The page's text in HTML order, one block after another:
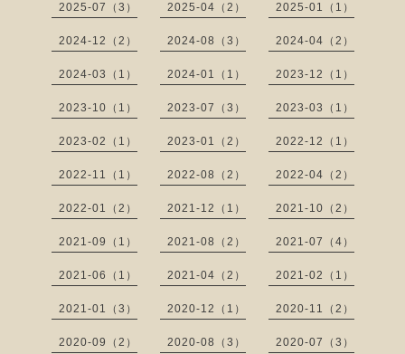
2025-07（3） 2025-04（2） 2025-01（1）
2024-12（2） 2024-08（3） 2024-04（2）
2024-03（1） 2024-01（1） 2023-12（1）
2023-10（1） 2023-07（3） 2023-03（1）
2023-02（1） 2023-01（2） 2022-12（1）
2022-11（1） 2022-08（2） 2022-04（2）
2022-01（2） 2021-12（1） 2021-10（2）
2021-09（1） 2021-08（2） 2021-07（4）
2021-06（1） 2021-04（2） 2021-02（1）
2021-01（3） 2020-12（1） 2020-11（2）
2020-09（2） 2020-08（3） 2020-07（3）